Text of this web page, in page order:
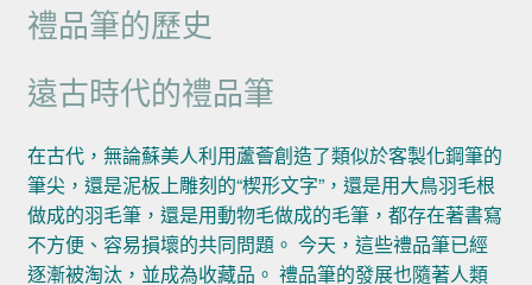
禮品筆的歷史
遠古時代的禮品筆
在古代，無論蘇美人利用蘆薈創造了類似於客製化鋼筆的
筆尖，還是泥板上雕刻的“楔形文字”，還是用大鳥羽毛根
做成的羽毛筆，還是用動物毛做成的毛筆，都存在著書寫
不方便、容易損壞的共同問題。 今天，這些禮品筆已經
逐漸被淘汰，並成為收藏品。 禮品筆的發展也隨著人類